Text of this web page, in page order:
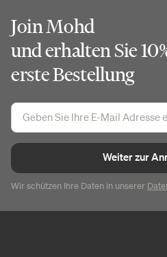
Join Mohd
und erhalten Sie
erste Bestellung
Weiter zur
Wir schützen Ihre Daten in unserer